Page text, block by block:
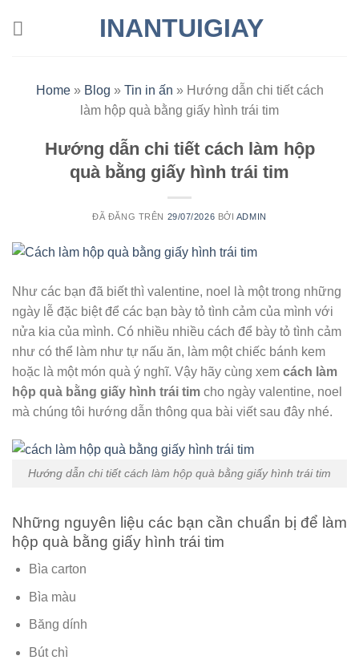
INANTUIGIAY
Home» Blog » Tin in ấn » Hướng dẫn chi tiết cách
làm hộp quà bằng giấy hình trái tim
Hướng dẫn chi tiết cách làm hộp
quà bằng giấy hình trái tim
ĐÃ ĐĂNG TRÊN 29/07/2026 BỞI ADMIN
Như các bạn đã biết thì valentine, noel là một trong những
ngày lễ đặc biệt để các bạn bày tỏ tình cảm của mình với
nửa kia của mình. Có nhiều nhiều cách để bày tỏ tình cảm
như có thể làm như tự nấu ăn, làm một chiếc bánh kem
hoặc là một món quà ý nghĩ. Vậy hãy cùng xem cách làm
hộp quà bằng giấy hình trái tim cho ngày valentine, noel
mà chúng tôi hướng dẫn thông qua bài viết sau đây nhé.
Hướng dẫn chi tiết cách làm hộp quà bằng giấy hình trái tim
Những nguyên liệu các bạn cần chuẩn bị để làm
hộp quà bằng giấy hình trái tim
Bìa carton
Bìa màu
Băng dính
Bút chì